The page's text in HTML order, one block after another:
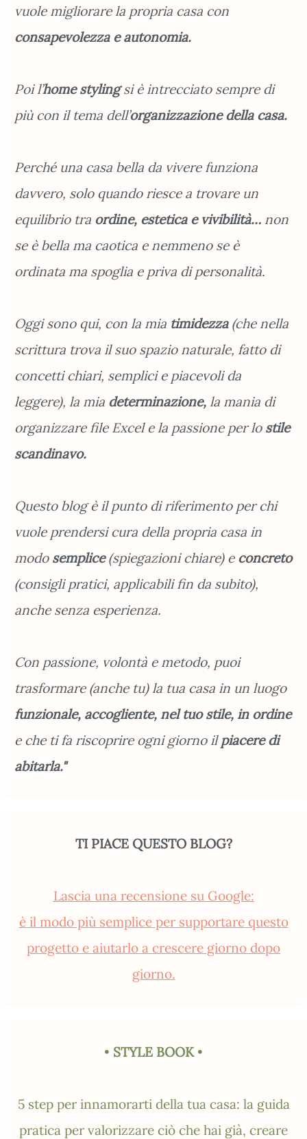
vuole migliorare la propria casa con
consapevolezza e autonomia.
Poi l’home stylingsi è intrecciato sempre di
più con il tema dell’organizzazione della casa.
Perché una casa bella da vivere funziona
davvero, solo quando riesce a trovare un
equilibrio tra ordine, estetica e vivibilità… non
se è bella ma caotica e nemmeno se è
ordinata ma spoglia e priva di personalità.
Oggi sono qui, con la mia timidezza (che nella
scrittura trova il suo spazio naturale, fatto di
concetti chiari, semplici e piacevoli da
leggere), la mia determinazione, la mania di
organizzare file Excel e la passione per lo stile
scandinavo.
Questo blog è il punto di riferimento per chi
vuole prendersi cura della propria casa in
modo semplice(spiegazioni chiare) e concreto
(consigli pratici, applicabili fin da subito),
anche senza esperienza.
Con passione, volontà e metodo, puoi
trasformare (anche tu) la tua casa in un luogo
funzionale, accogliente, nel tuo stile, in ordine
e che ti fa riscoprire ogni giorno ilpiacere di
abitarla."
TI PIACE QUESTO BLOG?
Lascia una recensione su Google:
è il modo più semplice per supportare questo
progetto e aiutarlo a crescere giorno dopo
giorno.
• STYLE BOOK•
5 step per innamorarti della tua casa: la guida
pratica per valorizzare ciò che hai già, creare